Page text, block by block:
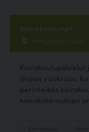
Koirakoulu.net
Yrittäjäntie 11, Lieto
Koirakoulupalvelut
tilojen vuokraus.
perinteikäs
koirakokemuksen